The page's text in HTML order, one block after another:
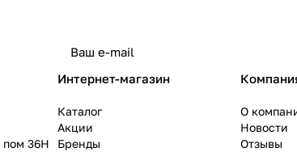
пом 36Н
Интернет-магазин
Каталог
Акции
Бренды
О
Новости
Отзывы